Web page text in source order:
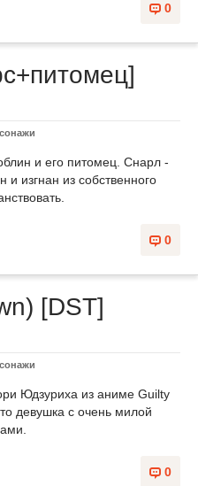
0
и его питомец. Снарл -
и изгнан из собственного
0
[DST]
Юдзуриха из аниме Guilty
девушка с очень милой
0